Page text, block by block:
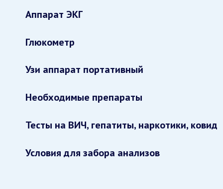
Аппарат ЭКГ
Глюкометр
Узи аппарат портативный
Необходимые препараты
Тесты на ВИЧ, гепатиты, наркотики, ковид
Условия для забора анализов